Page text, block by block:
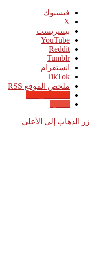
فيسبوك
‫X
بينتيريست
‫YouTube
انستقرام
‫TikTok
ملخص الموقع RSS
زر الذهاب إلى الأعلى